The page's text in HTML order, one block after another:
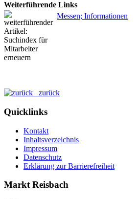
Weiterführende Links
Messen; Informationen
zurück
Quicklinks
Kontakt
Inhaltsverzeichnis
Impressum
Datenschutz
Erklärung zur Barrierefreiheit
Markt Reisbach